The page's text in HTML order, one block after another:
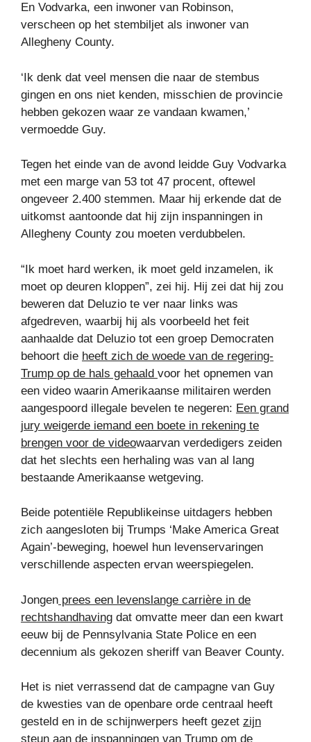
En Vodvarka, een inwoner van Robinson,
verscheen op het stembiljet als inwoner van
Allegheny County.
‘Ik denk dat veel mensen die naar de stembus
gingen en ons niet kenden, misschien de provincie
hebben gekozen waar ze vandaan kwamen,’
vermoedde Guy.
Tegen het einde van de avond leidde Guy Vodvarka
met een marge van 53 tot 47 procent, oftewel
ongeveer 2.400 stemmen. Maar hij erkende dat de
uitkomst aantoonde dat hij zijn inspanningen in
Allegheny County zou moeten verdubbelen.
“Ik moet hard werken, ik moet geld inzamelen, ik
moet op deuren kloppen”, zei hij. Hij zei dat hij zou
beweren dat Deluzio te ver naar links was
afgedreven, waarbij hij als voorbeeld het feit
aanhaalde dat Deluzio tot een groep Democraten
behoort die heeft zich de woede van de regering-
Trump op de hals gehaald voor het opnemen van
een video waarin Amerikaanse militairen werden
aangespoord illegale bevelen te negeren: Een grand
jury weigerde iemand een boete in rekening te
brengen voor de videowaarvan verdedigers zeiden
dat het slechts een herhaling was van al lang
bestaande Amerikaanse wetgeving.
Beide potentiële Republikeinse uitdagers hebben
zich aangesloten bij Trumps ‘Make America Great
Again’-beweging, hoewel hun levenservaringen
verschillende aspecten ervan weerspiegelen.
Jongen prees een levenslange carrière in de
rechtshandhaving dat omvatte meer dan een kwart
eeuw bij de Pennsylvania State Police en een
decennium als gekozen sheriff van Beaver County.
Het is niet verrassend dat de campagne van Guy
de kwesties van de openbare orde centraal heeft
gesteld en in de schijnwerpers heeft gezet zijn
steun aan de inspanningen van Trump om de